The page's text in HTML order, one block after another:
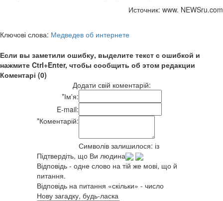
Источник: www. NEWSru.com
Ключові слова: Медведев об интернете
Если вы заметили ошибку, выделите текст с ошибкой и
нажмите Ctrl+Enter, чтобы сообщить об этом редакции
Коментарі (0)
Додати свій коментарій:
*Ім'я:
E-mail:
*Коментарій:
Символів залишилося: із
Підтвердіть, що Ви людина
Відповідь - одне слово на тій же мові, що й
питання.
Відповідь на питання «скільки» - число
Нову загадку, будь-ласка